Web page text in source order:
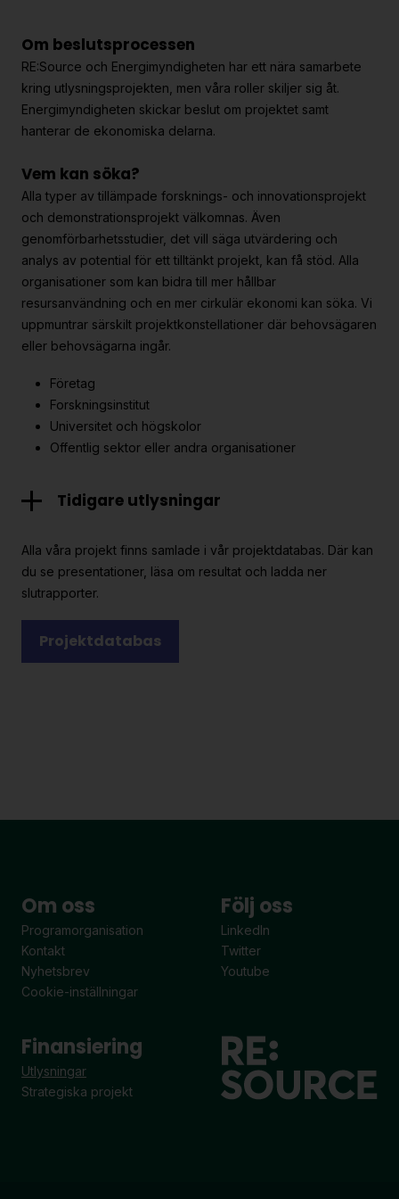
Om beslutsprocessen
RE:Source och Energimyndigheten har ett nära samarbete
kring utlysningsprojekten, men våra roller skiljer sig åt.
Energimyndigheten skickar beslut om projektet samt
hanterar de ekonomiska delarna.
Vem kan söka?
Alla typer av tillämpade forsknings- och innovationsprojekt
och demonstrationsprojekt välkomnas. Även
genomförbarhetsstudier, det vill säga utvärdering och
analys av potential för ett tilltänkt projekt, kan få stöd. Alla
organisationer som kan bidra till mer hållbar
resursanvändning och en mer cirkulär ekonomi kan söka. Vi
uppmuntrar särskilt projektkonstellationer där behovsägaren
eller behovsägarna ingår.
Företag
Forskningsinstitut
Universitet och högskolor
Offentlig sektor eller andra organisationer
Tidigare utlysningar
Utlysning 2023.
Här kan du läsa mer om innehållet i
Här kan du läsa om projekten som fick
Utlysning 2022.
Alla våra projekt finns samlade i vår projektdatabas. Där kan
du se presentationer, läsa om resultat och ladda ner
slutrapporter.
Projektdatabas
Om oss
Programorganisation
Kontakt
Nyhetsbrev
Cookie-inställningar
Följ oss
LinkedIn
Twitter
Youtube
Finansiering
Utlysningar
Strategiska projekt